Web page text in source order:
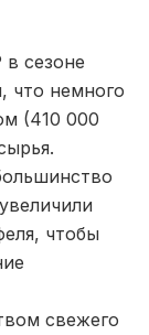
сезоне
что немного
(410 000
чтобы
свежего